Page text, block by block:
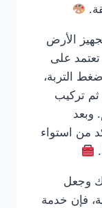
الأرض
تعتمد على
التربة،
ثم تركيب
وبعد
من استواء
وجعل
فإن خدمة